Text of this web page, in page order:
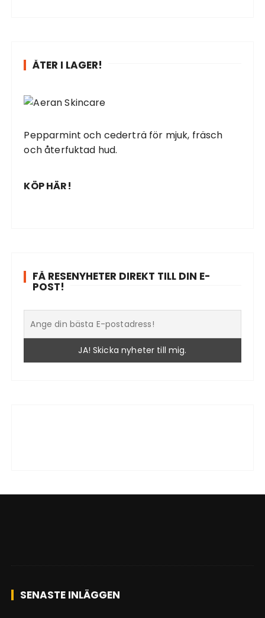
ÅTER I LAGER!
Pepparmint och cederträ för mjuk, fräsch
och återfuktad hud.
KÖP HÄR!
FÅ RESENYHETER DIREKT TILL DIN E-
POST!
SENASTE INLÄGGEN